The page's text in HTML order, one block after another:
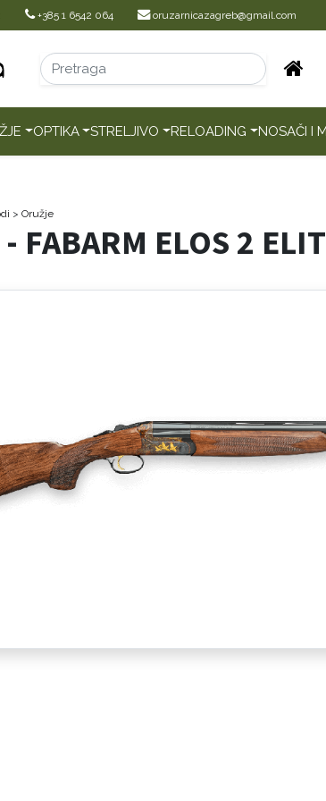
+385 1 6542 064 oruzarnicazagreb@gmail.com
OPTIKA STRELJIVO RELOADING NOSAČI I
> Oružje
FABARM ELOS 2